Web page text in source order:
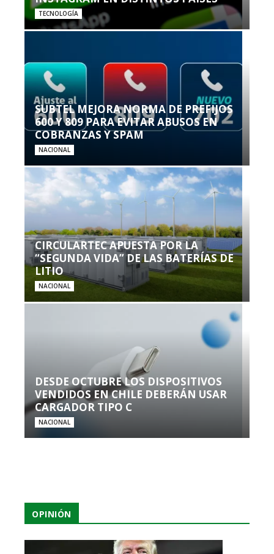
TECNOLOGÍA
SUBTEL MEJORA NORMA DE PREFIJOS
600 Y 809 PARA EVITAR ABUSOS EN
COBRANZAS Y SPAM
NACIONAL
CIRCULARTEC APUESTA POR LA
“SEGUNDA VIDA” DE LAS BATERÍAS DE
LITIO
NACIONAL
DESDE OCTUBRE LOS DISPOSITIVOS
VENDIDOS EN CHILE DEBERÁN USAR
CARGADOR TIPO C
NACIONAL
OPINIÓN